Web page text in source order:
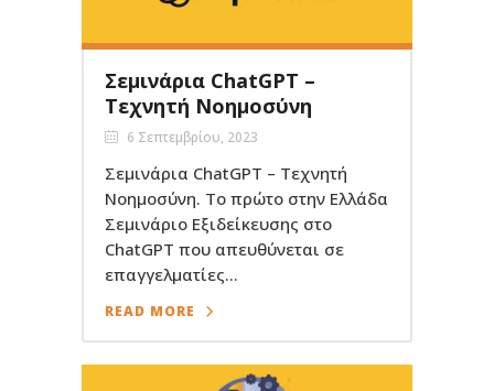
Σεμινάρια ChatGPT –
Τεχνητή Νοημοσύνη
6 Σεπτεμβρίου, 2023
Σεμινάρια ChatGPT – Τεχνητή
Νοημοσύνη. Το πρώτο στην Ελλάδα
Σεμινάριο Εξιδείκευσης στο
ChatGPT που απευθύνεται σε
επαγγελματίες...
READ MORE